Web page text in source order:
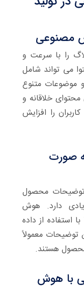
مصنوعی
را با سرعت و
می تواند شامل
موضوعات متنوع
خلاقانه و
را افزایش
صورت
توضیحات محصول
دارد. هوش
استفاده از داده
توضیحات معمولاً
محصول هستند.
با هوش